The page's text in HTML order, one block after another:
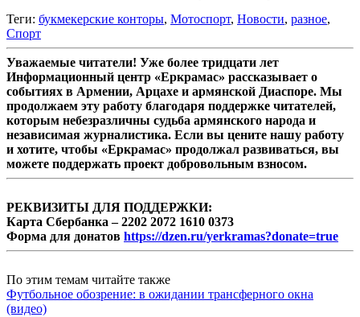
Теги: букмекерские конторы, Мотоспорт, Новости, разное,
Спорт
Уважаемые читатели! Уже более тридцати лет
Информационный центр «Еркрамас» рассказывает о
событиях в Армении, Арцахе и армянской Диаспоре. Мы
продолжаем эту работу благодаря поддержке читателей,
которым небезразличны судьба армянского народа и
независимая журналистика. Если вы цените нашу работу
и хотите, чтобы «Еркрамас» продолжал развиваться, вы
можете поддержать проект добровольным взносом.
РЕКВИЗИТЫ ДЛЯ ПОДДЕРЖКИ:
Карта Сбербанка – 2202 2072 1610 0373
Форма для донатов https://dzen.ru/yerkramas?donate=true
По этим темам читайте также
Футбольное обозрение: в ожидании трансферного окна
(видео)